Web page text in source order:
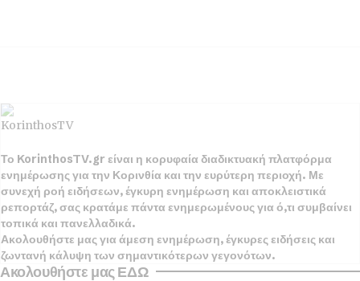
Το KorinthosTV.gr είναι η κορυφαία διαδικτυακή πλατφόρμα
ενημέρωσης για την Κορινθία και την ευρύτερη περιοχή. Με
συνεχή ροή ειδήσεων, έγκυρη ενημέρωση και αποκλειστικά
ρεπορτάζ, σας κρατάμε πάντα ενημερωμένους για ό,τι συμβαίνει
τοπικά και πανελλαδικά.
Ακολουθήστε μας για άμεση ενημέρωση, έγκυρες ειδήσεις και
ζωντανή κάλυψη των σημαντικότερων γεγονότων.
Ακολουθήστε μας ΕΔΩ